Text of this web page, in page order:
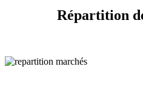
Répartition